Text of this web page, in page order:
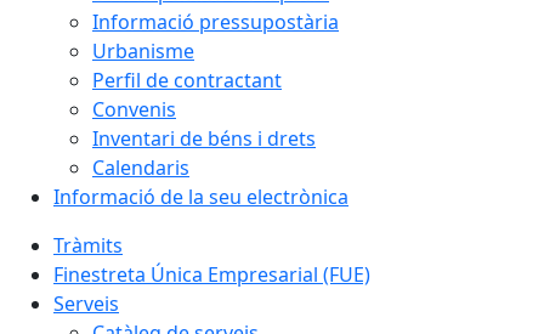
Informació pressupostària
Urbanisme
Perfil de contractant
Convenis
Inventari de béns i drets
Calendaris
Informació de la seu electrònica
Tràmits
Finestreta Única Empresarial (FUE)
Serveis